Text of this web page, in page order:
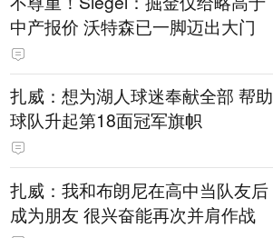
中产报价 沃特森已一脚迈出大门
扎威：想为湖人球迷奉献全部 帮助
球队升起第18面冠军旗帜
扎威：我和布朗尼在高中当队友后
成为朋友 很兴奋能再次并肩作战